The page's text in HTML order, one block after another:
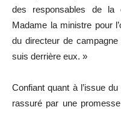
des responsables de
Madame la ministre pour
du directeur de
suis derrière eux. »
Confiant quant à l’issue
rassuré par une